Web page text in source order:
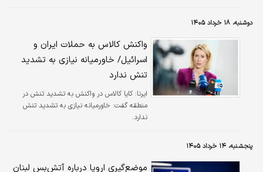
دوشنبه، ۱۸ خرداد ۱۴۰۵
واکنش کالاس به حملات ایران و
اسرائیل/ خاورمیانه نیازی به تشدید
تنش ندارد
ایرنا: کایا کالاس در واکنش به تشدید تنش در
منطقه گفت: خاورمیانه نیازی به تشدید تنش
ندارد.
پنجشنبه، ۱۴ خرداد ۱۴۰۵
موضع‌گیری اروپا درباره آتش‌بس لبنان